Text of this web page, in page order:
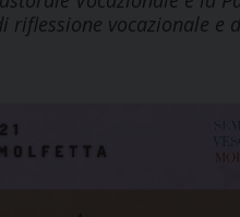
riflessione vocazionale